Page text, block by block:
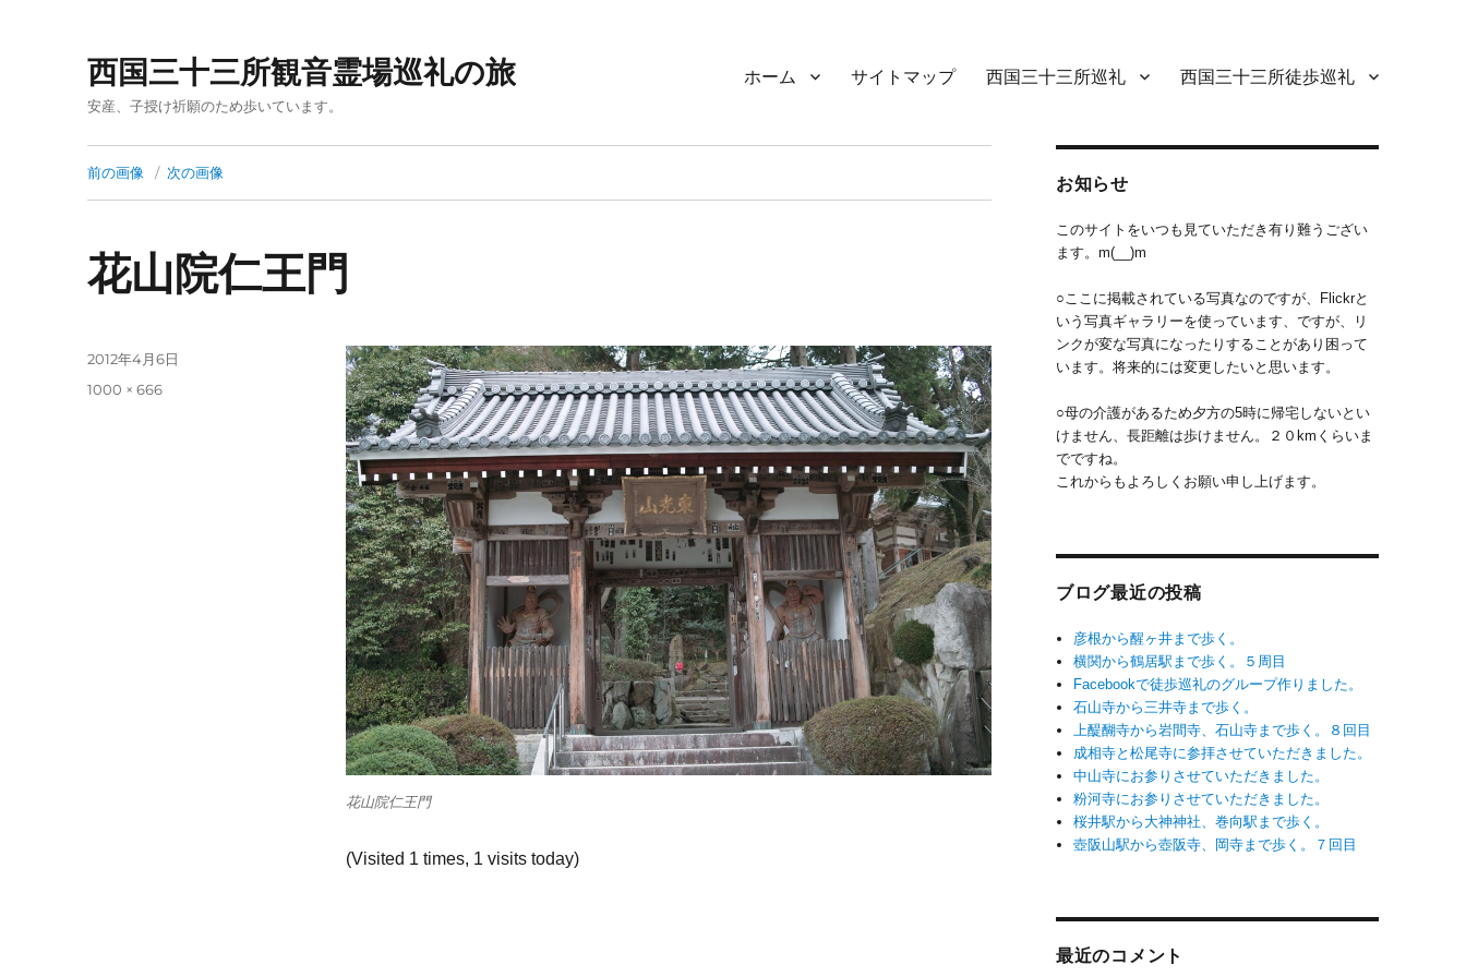
西国三十三所観音霊場巡礼の旅
安産、子授け祈願のため歩いています。
ホーム サイトマップ 西国三十三所巡礼 西国三十三所徒歩巡礼
前の画像 次の画像
花山院仁王門
花山院仁王門
(Visited 1 times, 1 visits today)
投
2012年4月6日
フ
1000 × 666
お知らせ
このサイトをいつも見ていただき有り難うござい
ます。m(__)m
○ここに掲載されている写真なのですが、Flickrと
いう写真ギャラリーを使っています、ですが、リ
ンクが変な写真になったりすることがあり困って
います。将来的には変更したいと思います。
○母の介護があるため夕方の5時に帰宅しないとい
けません、長距離は歩けません。２０kmくらいま
でですね。
これからもよろしくお願い申し上げます。
ブログ最近の投稿
彦根から醒ヶ井まで歩く。
横関から鶴居駅まで歩く。５周目
Facebookで徒歩巡礼のグループ作りました。
石山寺から三井寺まで歩く。
上醍醐寺から岩間寺、石山寺まで歩く。８回目
成相寺と松尾寺に参拝させていただきました。
中山寺にお参りさせていただきました。
粉河寺にお参りさせていただきました。
桜井駅から大神神社、巻向駅まで歩く。
壺阪山駅から壺阪寺、岡寺まで歩く。７回目
最近のコメント